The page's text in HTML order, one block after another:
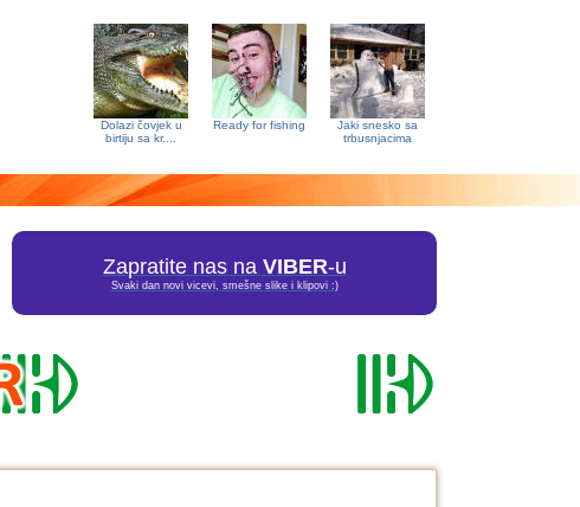
Jaki snesko sa
trbusnjacima
Ready for fishing
Dolazi čovjek u
birtiju sa kr....
Zapratite nas na VIBER-u
Svaki dan novi vicevi, smešne slike i klipovi :)